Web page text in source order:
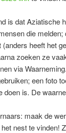
is dat Aziatische
die
heeft het
zoeken ze
via
een foto
doen is. De
maak de
nest te vinden!